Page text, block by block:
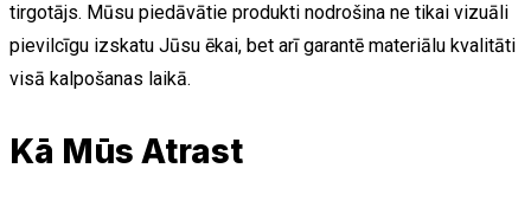
tirgotājs. Mūsu piedāvātie produkti nodrošina ne tikai vizuāli
pievilcīgu izskatu Jūsu ēkai, bet arī garantē materiālu kvalitāti
visā kalpošanas laikā.
Kā Mūs Atrast